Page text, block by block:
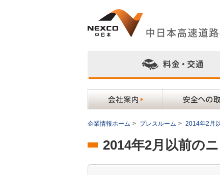
企業情報ホーム > プレスルーム > 2014年2月
2014年2月以前の